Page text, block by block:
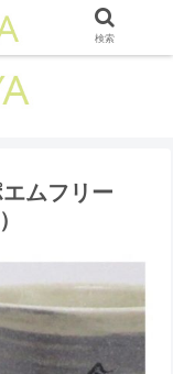
ムフリー
検索